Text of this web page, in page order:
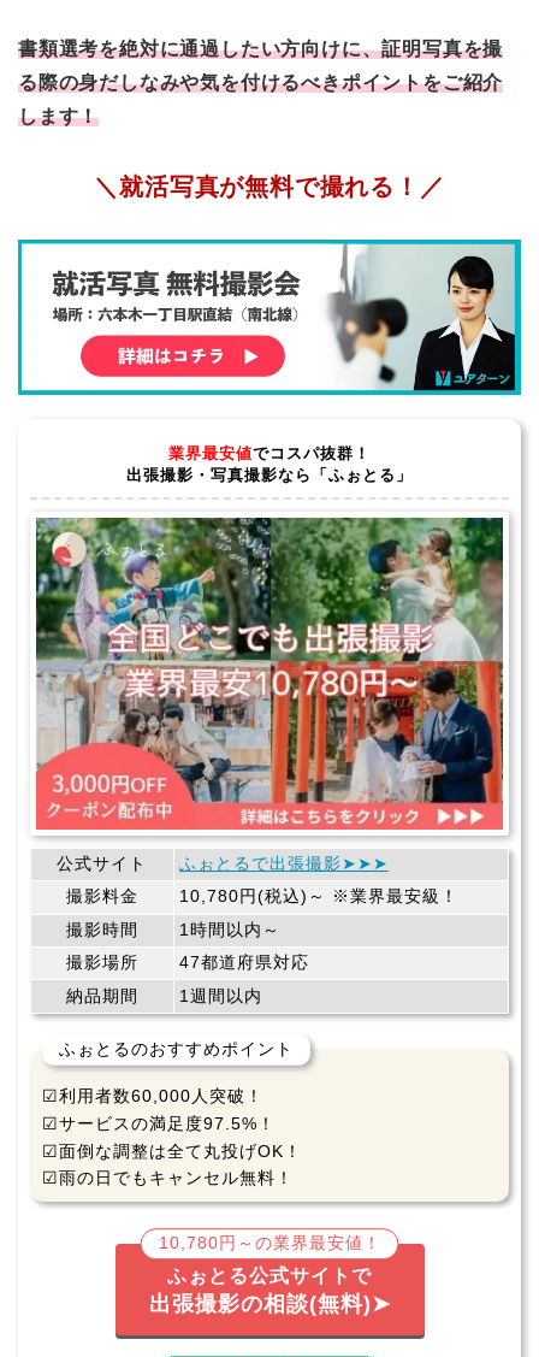
書類選考を絶対に通過したい方向けに、証明写真を撮
る際の身だしなみや気を付けるべきポイントをご紹介
します！
＼就活写真が無料で撮れる！／
業界最安値でコスパ抜群！
出張撮影・写真撮影なら「ふぉとる」
公式サイト
ふぉとるで出張撮影➤➤➤
撮影料金
10,780円(税込)～ ※業界最安級！
撮影時間
1時間以内～
撮影場所
47都道府県対応
納品期間
1週間以内
ふぉとるのおすすめポイント
☑利用者数60,000人突破！
☑サービスの満足度97.5%！
☑面倒な調整は全て丸投げOK！
☑雨の日でもキャンセル無料！
10,780円～の業界最安値！
ふぉとる公式サイトで
出張撮影の相談(無料)➤